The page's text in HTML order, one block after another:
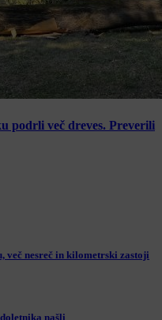
podrli več dreves. Preverili
več nesreč in kilometrski zastoji
našli